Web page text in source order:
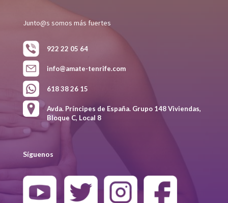
Junto@s somos más fuertes
922 22 05 64
info@amate-tenrife.com
618 38 26 15
Avda. Príncipes de España. Grupo 148 Viviendas,
Bloque C, Local 8
Síguenos